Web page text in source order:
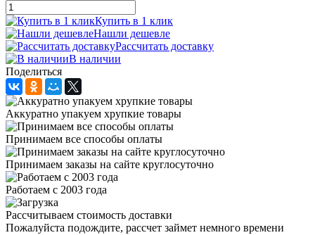
Купить в 1 клик
Нашли дешевле
Рассчитать доставку
В наличии
Поделиться
Аккуратно упакуем хрупкие товары
Принимаем все способы оплаты
Принимаем заказы на сайте круглосуточно
Работаем с 2003 года
Рассчитываем стоимость доставки
Пожалуйста подождите, рассчет займет немного времени